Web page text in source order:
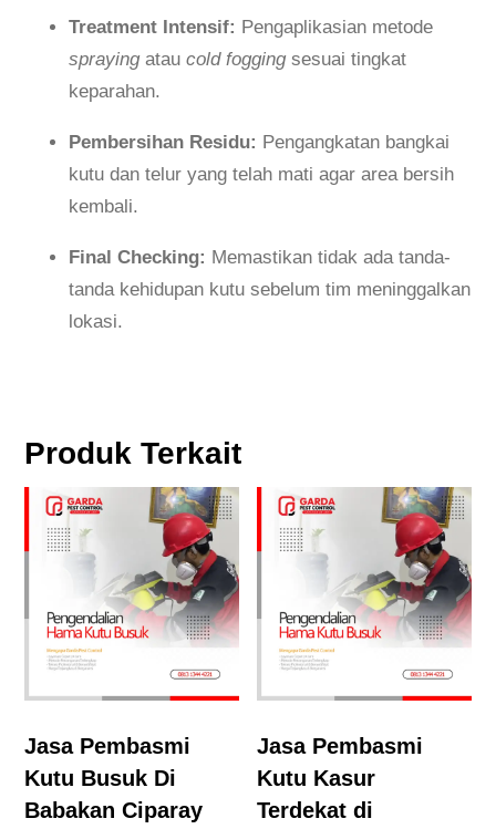
Treatment Intensif: Pengaplikasian metode
sprayingataucold foggingsesuai tingkat
keparahan.
Pembersihan Residu: Pengangkatan bangkai
kutu dan telur yang telah mati agar area bersih
kembali.
Final Checking: Memastikan tidak ada tanda-
tanda kehidupan kutu sebelum tim meninggalkan
lokasi.
Produk Terkait
Jasa Pembasmi
Kutu Busuk Di
Babakan Ciparay
Jasa Pembasmi
Kutu Kasur
Terdekat di